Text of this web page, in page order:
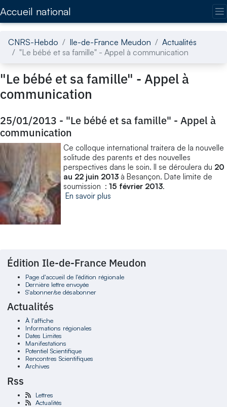
Accueil national
CNRS-Hebdo Ile-de-France Meudon
Actualités
"Le bébé et sa famille" - Appel à communication
"Le bébé et sa famille" - Appel à
communication
25/01/2013 - "Le bébé et sa famille" - Appel à
communication
Ce colloque international traitera de la nouvelle
solitude des parents et des nouvelles
perspectives dans le soin. Il se déroulera du 20
au 22 juin 2013 à Besançon. Date limite de
soumission : 15 février 2013.
En savoir plus
Édition Ile-de-France Meudon
Page d'accueil de l'édition régionale
Dernière lettre envoyée
S'abonner/se désabonner
Actualités
À l'affiche
Informations régionales
Dates Limites
Manifestations
Potentiel Scientifique
Rencontres Scientifiques
Archives
Rss
Lettres
Actualités